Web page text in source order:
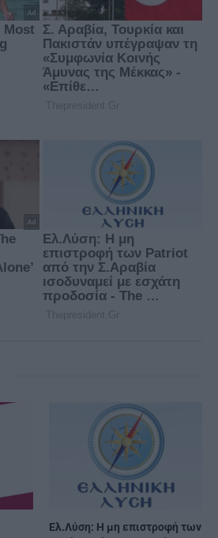
Ελ.Λύση: Η μη επιστροφή των